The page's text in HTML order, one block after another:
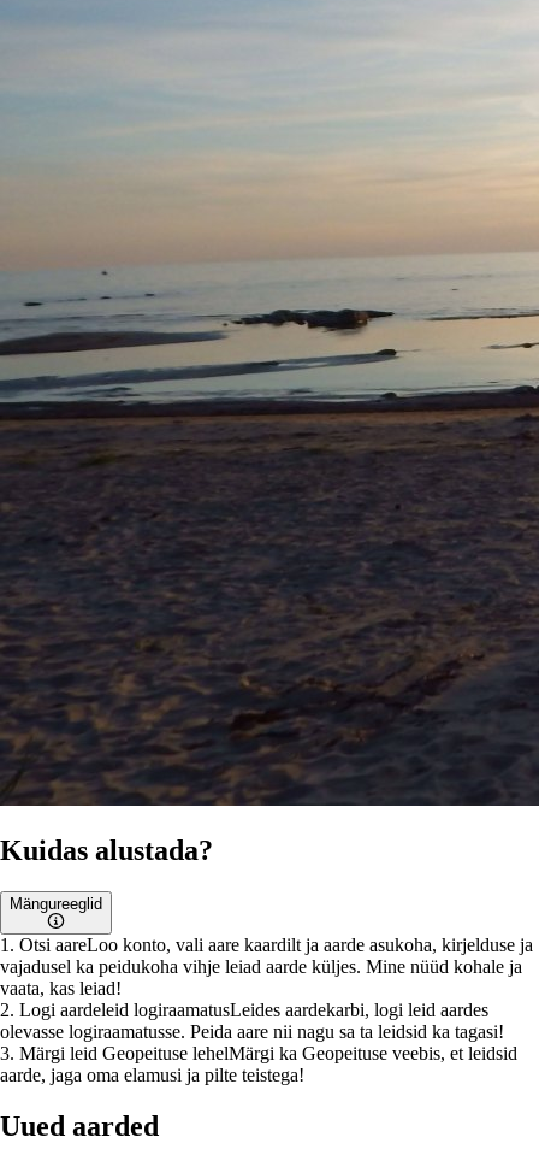
Kuidas alustada?
Mängureeglid
1 . Otsi aareLoo konto, vali aare kaardilt ja aarde asukoha, kirjelduse ja
vajadusel ka peidukoha vihje leiad aarde küljes. Mine nüüd kohale ja
vaata, kas leiad!
2. Logi aardeleid logiraamatusLeides aardekarbi, logi leid aardes
olevasse logiraamatusse. Peida aare nii nagu sa ta leidsid ka tagasi!
3. Märgi leid Geopeituse lehelMärgi ka Geopeituse veebis, et leidsid
aarde, jaga oma elamusi ja pilte teistega!
Uued aarded